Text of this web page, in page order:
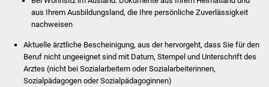
Schwäbischer Albtrauf
Industriekultur
Lebenslagen
aus Ihrem Ausbildungsland, die Ihre persönliche Zuverlässigkeit
nachweisen
Aktuelle ärztliche Bescheinigung, aus der hervorgeht, dass Sie für den
Beruf nicht ungeeignet sind mit Datum, Stempel und Unterschrift des
Arztes (nicht bei Sozialarbeitern oder Sozialarbeiterinnen,
Sozialpädagogen oder Sozialpädagoginnen)